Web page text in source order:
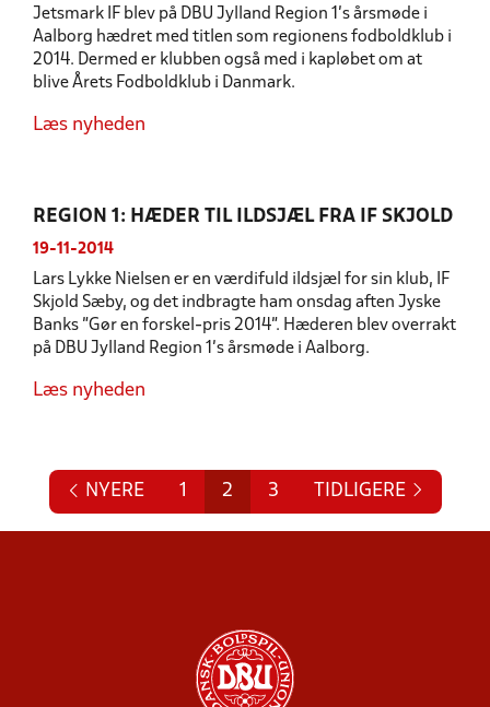
Jetsmark IF blev på DBU Jylland Region 1's årsmøde i
Aalborg hædret med titlen som regionens fodboldklub i
2014. Dermed er klubben også med i kapløbet om at
blive Årets Fodboldklub i Danmark.
Læs nyheden
REGION 1: HÆDER TIL ILDSJÆL FRA IF SKJOLD
19-11-2014
Lars Lykke Nielsen er en værdifuld ildsjæl for sin klub, IF
Skjold Sæby, og det indbragte ham onsdag aften Jyske
Banks ”Gør en forskel-pris 2014”. Hæderen blev overrakt
på DBU Jylland Region 1’s årsmøde i Aalborg.
Læs nyheden
NYERE 1 2 3 TIDLIGERE